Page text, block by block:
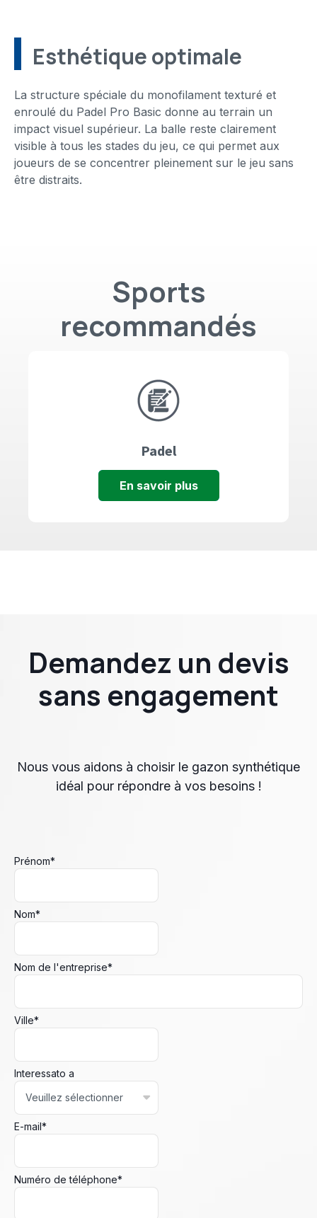
Esthétique optimale
La structure spéciale du monofilament texturé et
enroulé du Padel Pro Basic donne au terrain un
impact visuel supérieur. La balle reste clairement
visible à tous les stades du jeu, ce qui permet aux
joueurs de se concentrer pleinement sur le jeu sans
être distraits.
Sports
recommandés
Padel
En savoir plus
Demandez un devis
sans engagement
Nous vous aidons à choisir le gazon synthétique
idéal pour répondre à vos besoins !
Prénom*
Nom*
Nom de l'entreprise*
Ville*
Interessato a
E-mail*
Numéro de téléphone*